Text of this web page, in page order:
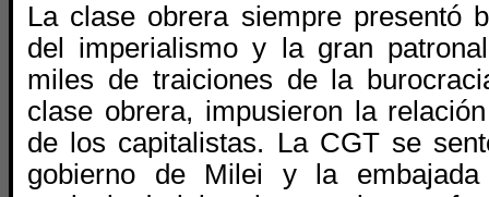
La clase obrera siempre presentó
del imperialismo y la gran
miles de traiciones de la
clase obrera, impusieron la
de los capitalistas. La CGT se
gobierno de Milei y la